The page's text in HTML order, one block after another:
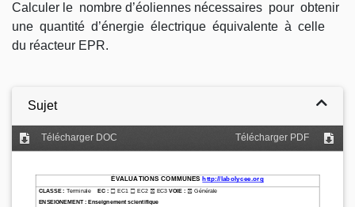
Calculer le nombre d’éoliennes nécessaires pour obtenir
une quantité d’énergie électrique équivalente à celle
du réacteur EPR.
Sujet